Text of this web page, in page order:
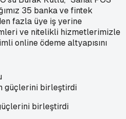
35 banka ve fintek
fazla üye iş yerine
ve nitelikli hizmetlerimizle
online ödeme altyapısını
birleştirdi